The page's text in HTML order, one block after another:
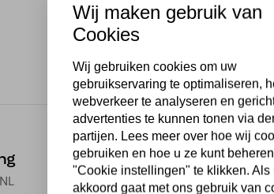
Makkelijk
retourneren
30 dagen geld terug
Wij maken gebruik van
Cookies
Wij gebruiken cookies om uw
gebruikservaring te optimaliseren,
webverkeer te analyseren en
advertenties te kunnen tonen via
partijen. Lees meer over hoe wij
gebruiken en hoe u ze kunt
"Cookie instellingen" te klikken. Als
akkoord gaat met ons gebruik van